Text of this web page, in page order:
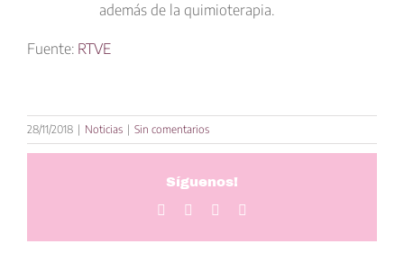
además de la quimioterapia.
Fuente: RTVE
28/11/2018 | Noticias | Sin comentarios
Síguenos!
Facebook
TwitterLinkedIn